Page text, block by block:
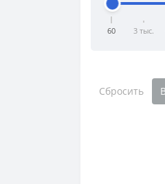
60 3 тыс.
Сбросить